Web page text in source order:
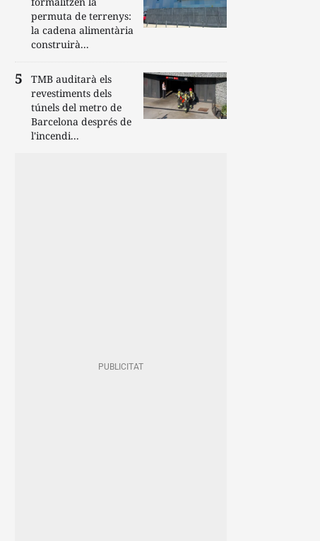
permuta de terrenys:
la cadena alimentària
construirà...
TMB auditarà els
revestiments dels
túnels del metro de
Barcelona després de
l'incendi...